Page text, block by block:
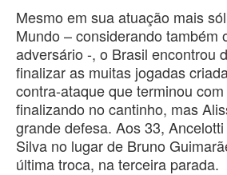
Mesmo em sua atuação mais
Mundo – considerando também
adversário -, o Brasil encontrou
finalizar as muitas jogadas
contra-ataque que terminou
finalizando no cantinho, mas
grande defesa. Aos 33,
Silva no lugar de Bruno
última troca, na terceira parada.